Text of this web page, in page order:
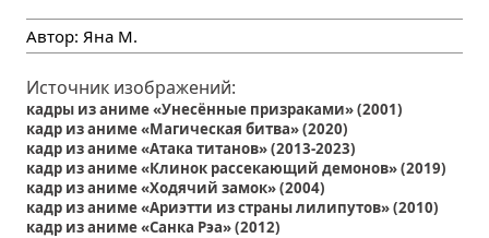
Автор: Яна М.
Источник изображений:
кадры из аниме «Унесённые призраками» (2001)
кадр из аниме «Магическая битва» (2020)
кадр из аниме «Атака титанов» (2013-2023)
кадр из аниме «Клинок рассекающий демонов» (2019)
кадр из аниме «Ходячий замок» (2004)
кадр из аниме «Ариэтти из страны лилипутов» (2010)
кадр из аниме «Санка Рэа» (2012)